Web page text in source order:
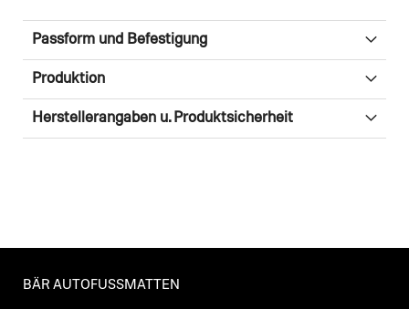
Passform und Befestigung
Produktion
Herstellerangaben u. Produktsicherheit
BÄR AUTOFUSSMATTEN